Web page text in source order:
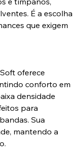
É a escolha
que exigem
oferece
conforto em
densidade
para
Sua
mantendo a